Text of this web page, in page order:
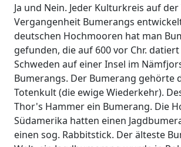
Ja und Nein. Jeder Kulturkreis auf
Vergangenheit Bumerangs
deutschen Hochmooren hat man
gefunden, die auf 600 vor Chr.
Schweden auf einer Insel im
Bumerangs. Der Bumerang gehörte
Totenkult (die ewige Wiederkehr).
Thor's Hammer ein Bumerang. Die
Südamerika hatten einen
einen sog. Rabbitstick. Der älteste